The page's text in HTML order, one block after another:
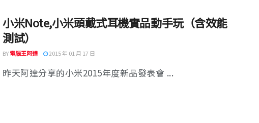
小米Note,小米頭戴式耳機實品動手玩（含效能
測試）
BY電腦王阿達 2015 年 01 月 17 日
昨天阿達分享的小米2015年度新品發表會 ...